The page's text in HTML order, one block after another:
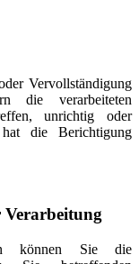
Vervollständigung
die verarbeiteten
unrichtig oder
die Berichtigung
können Sie die